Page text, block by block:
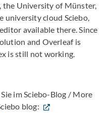
the University of Münster,
university cloud Sciebo,
available there. Since
and Overleaf is
is still not working.
im Sciebo-Blog / More
blog: